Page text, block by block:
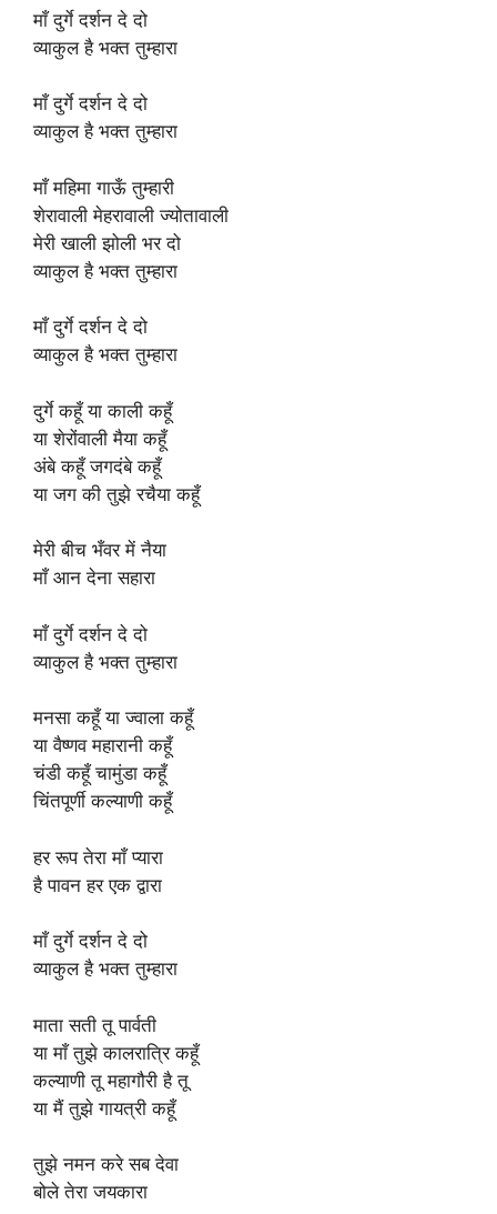
माँ दुर्गे दर्शन दे दो
व्याकुल है भक्त तुम्हारा
माँ दुर्गे दर्शन दे दो
व्याकुल है भक्त तुम्हारा
माँ महिमा गाऊँ तुम्हारी
शेरावाली मेहरावाली ज्योतावाली
मेरी खाली झोली भर दो
व्याकुल है भक्त तुम्हारा
माँ दुर्गे दर्शन दे दो
व्याकुल है भक्त तुम्हारा
दुर्गे कहूँ या काली कहूँ
या शेरोंवाली मैया कहूँ
अंबे कहूँ जगदंबे कहूँ
या जग की तुझे रचैया कहूँ
मेरी बीच भँवर में नैया
माँ आन देना सहारा
माँ दुर्गे दर्शन दे दो
व्याकुल है भक्त तुम्हारा
मनसा कहूँ या ज्वाला कहूँ
या वैष्णव महारानी कहूँ
चंडी कहूँ चामुंडा कहूँ
चिंतपूर्णी कल्याणी कहूँ
हर रूप तेरा माँ प्यारा
है पावन हर एक द्वारा
माँ दुर्गे दर्शन दे दो
व्याकुल है भक्त तुम्हारा
माता सती तू पार्वती
या माँ तुझे कालरात्रि कहूँ
कल्याणी तू महागौरी है तू
या मैं तुझे गायत्री कहूँ
तुझे नमन करे सब देवा
बोले तेरा जयकारा